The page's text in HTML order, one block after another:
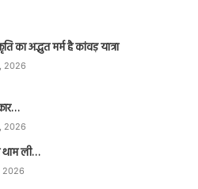
का अद्भुत मर्म है कांवड़ यात्रा
2026
2026
थाम ली…
2026